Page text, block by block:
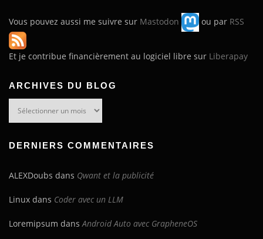
Vous pouvez aussi me suivre sur Mastodon ou par RSS
Et je contribue financièrement au logiciel libre sur Liberapay
ARCHIVES DU BLOG
DERNIERS COMMENTAIRES
ALEXDoubs dans Qwant et la publicité
Linux dans Coder avec un LLM
Loremipsum dansAndroid Auto avec GrapheneOS